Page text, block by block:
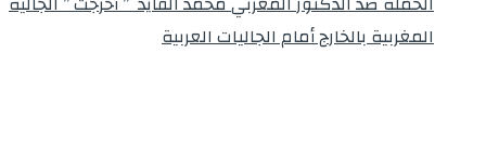
المغربية بالخارج أمام الجاليات العربية